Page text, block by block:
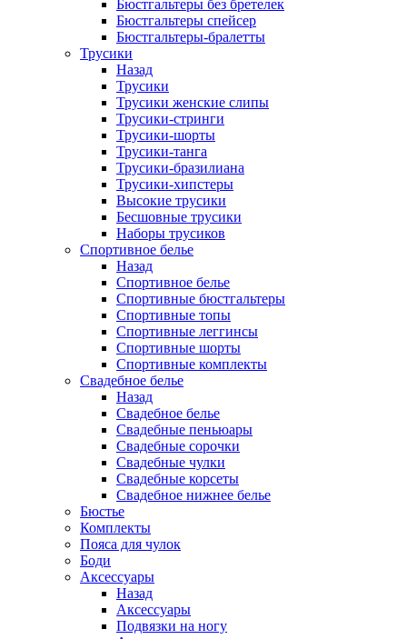
Бюстгальтеры без бретелек
Бюстгальтеры спейсер
Бюстгальтеры-бралетты
Трусики
Назад
Трусики
Трусики женские слипы
Трусики-стринги
Трусики-шорты
Трусики-танга
Трусики-бразилиана
Трусики-хипстеры
Высокие трусики
Бесшовные трусики
Наборы трусиков
Спортивное белье
Назад
Спортивное белье
Спортивные бюстгальтеры
Спортивные топы
Спортивные леггинсы
Спортивные шорты
Спортивные комплекты
Свадебное белье
Назад
Свадебное белье
Свадебные пеньюары
Свадебные сорочки
Свадебные чулки
Свадебные корсеты
Свадебное нижнее белье
Бюстье
Комплекты
Пояса для чулок
Боди
Аксессуары
Назад
Аксессуары
Подвязки на ногу